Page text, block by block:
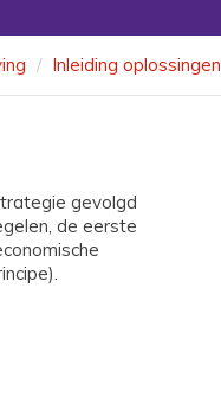
Inleiding oplossingen
gevolgd
de eerste